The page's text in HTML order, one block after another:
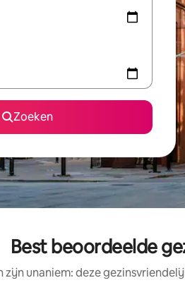
Zoeken
Best beoordeelde
zijn unaniem: deze